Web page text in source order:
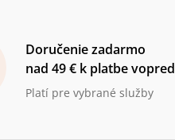
Doručenie zadarmo
nad 49 € k platbe vopred
Platí pre vybrané služby